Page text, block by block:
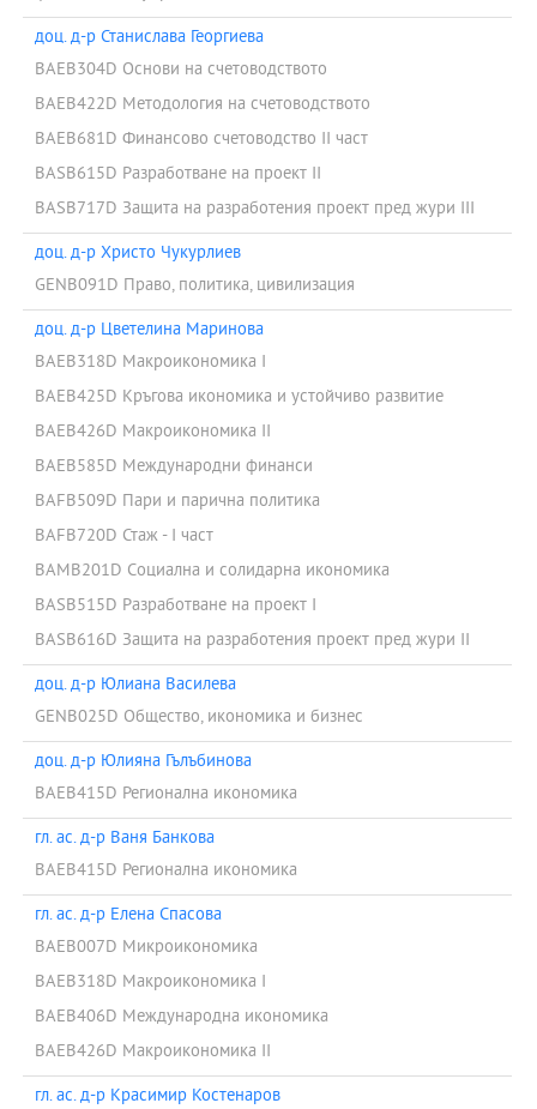
доц. д-р Станислава Георгиева
BAEB304D Основи на счетоводството
BAEB422D Методология на счетоводството
BAEB681D Финансово счетоводство ІІ част
BASB615D Разработване на проект II
BASB717D Защита на разработения проект пред жури III
доц. д-р Христо Чукурлиев
GENB091D Право, политика, цивилизация
доц. д-р Цветелина Маринова
BAEB318D Макроикономика I
BAEB425D Кръгова икономика и устойчиво развитие
BAEB426D Макроикономика II
BAEB585D Международни финанси
BAFB509D Пари и парична политика
BAFB720D Стаж - I част
BAMB201D Социална и солидарна икономика
BASB515D Разработване на проект I
BASB616D Защита на разработения проект пред жури II
доц. д-р Юлиана Василева
GENB025D Общество, икономика и бизнес
доц. д-р Юлияна Гълъбинова
BAEB415D Регионална икономика
гл. ас. д-р Ваня Банкова
BAEB415D Регионална икономика
гл. ас. д-р Елена Спасова
BAEB007D Микроикономика
BAEB318D Макроикономика I
BAEB406D Международна икономика
BAEB426D Макроикономика II
гл. ас. д-р Красимир Костенаров